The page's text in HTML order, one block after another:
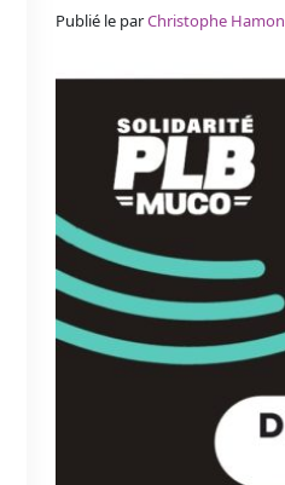
Publié le parChristophe